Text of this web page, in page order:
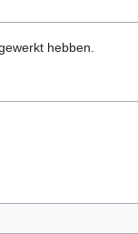
hebben.